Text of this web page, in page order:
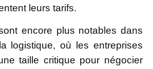
leurs tarifs.
encore plus notables dans
logistique, où les entreprises
taille critique pour négocier